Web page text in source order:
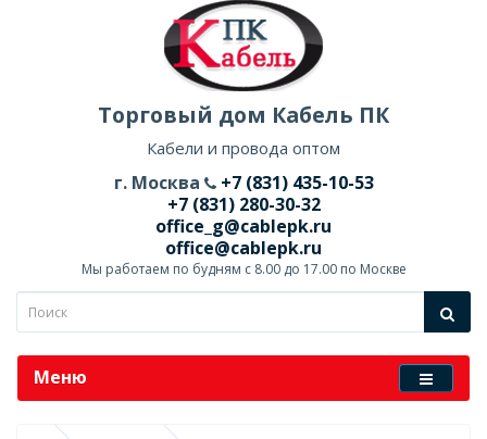
Торговый дом Кабель ПК
Кабели и провода оптом
г. Москва
+7 (831) 435-10-53
+7 (831) 280-30-32
office_g@cablepk.ru
office@cablepk.ru
Мы работаем по будням с 8.00 до 17.00 по Москве
Меню